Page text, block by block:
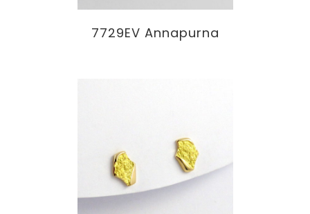
7729EV Annapurna